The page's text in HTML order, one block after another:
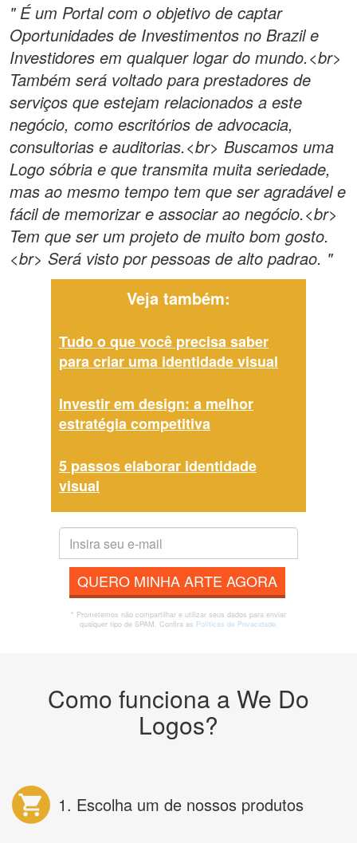
" É um Portal com o objetivo de captar
Oportunidades de Investimentos no Brazil e
Investidores em qualquer logar do mundo.<br>
Também será voltado para prestadores de
serviços que estejam relacionados a este
negócio, como escritórios de advocacia,
consultorias e auditorias.<br> Buscamos uma
Logo sóbria e que transmita muita seriedade,
mas ao mesmo tempo tem que ser agradável e
fácil de memorizar e associar ao negócio.<br>
Tem que ser um projeto de muito bom gosto.
<br> Será visto por pessoas de alto padrao. "
Veja também:
Tudo o que você precisa saber
para criar uma identidade visual
Investir em design: a melhor
estratégia competitiva
5 passos elaborar identidade
visual
QUERO MINHA ARTE AGORA
* Prometemos não compartilhar e utilizar seus dados para enviar
qualquer tipo de SPAM. Confira as Políticas de Privacidade.
Como funciona a We Do
Logos?
1. Escolha um de nossos produtos